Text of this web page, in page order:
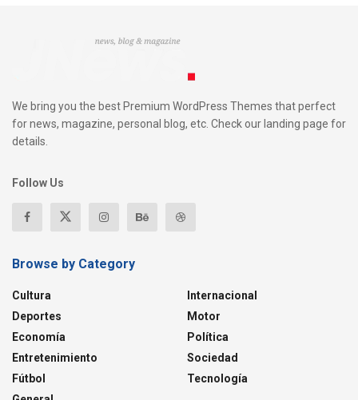
We bring you the best Premium WordPress Themes that perfect
for news, magazine, personal blog, etc. Check our landing page for
details.
Follow Us
Browse by Category
Cultura
Deportes
Economía
Entretenimiento
Fútbol
Internacional
Motor
Política
Sociedad
Tecnología